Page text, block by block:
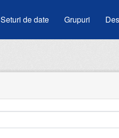
Seturi de date Grupuri